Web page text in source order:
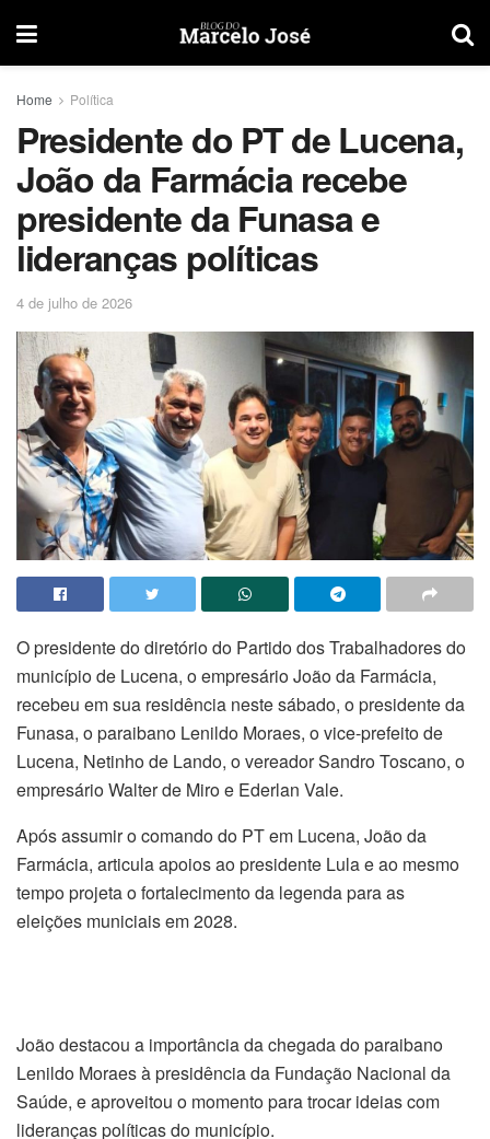
Home Política
Presidente do PT de Lucena,
João da Farmácia recebe
presidente da Funasa e
lideranças políticas
4 de julho de 2026
O presidente do diretório do Partido dos Trabalhadores do
município de Lucena, o empresário João da Farmácia,
recebeu em sua residência neste sábado, o presidente da
Funasa, o paraibano Lenildo Moraes, o vice-prefeito de
Lucena, Netinho de Lando, o vereador Sandro Toscano, o
empresário Walter de Miro e Ederlan Vale.
Após assumir o comando do PT em Lucena, João da
Farmácia, articula apoios ao presidente Lula e ao mesmo
tempo projeta o fortalecimento da legenda para as
eleições municiais em 2028.
João destacou a importância da chegada do paraibano
Lenildo Moraes à presidência da Fundação Nacional da
Saúde, e aproveitou o momento para trocar ideias com
lideranças políticas do município.